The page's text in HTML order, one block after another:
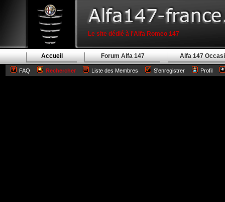
Le site dédié à l'Alfa Romeo 147
Accueil Forum Alfa 147 Alfa 147
FAQ Rechercher Liste des Membres S'enregistrer Profil